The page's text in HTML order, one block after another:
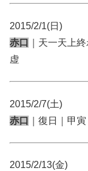
2015/2/1(日)
赤口
｜天一天上終
虚
2015/2/7(土)
赤口
｜復日｜甲
2015/2/13(金)